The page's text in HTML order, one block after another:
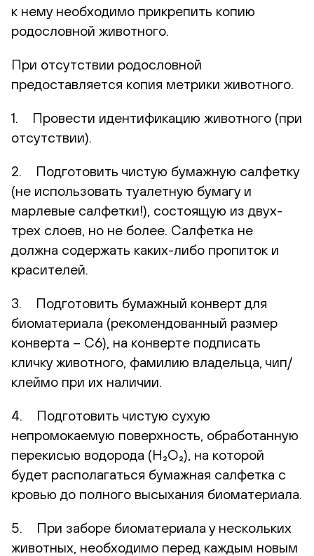
к нему необходимо прикрепить копию
родословной животного.
При отсутствии родословной
предоставляется копия метрики животного.
1. Провести идентификацию животного (при
отсутствии).
2. Подготовить чистую бумажную салфетку
(не использовать туалетную бумагу и
марлевые салфетки!), состоящую из двух-
трех слоев, но не более. Салфетка не
должна содержать каких-либо пропиток и
красителей.
3. Подготовить бумажный конверт для
биоматериала (рекомендованный размер
конверта – С6), на конверте подписать
кличку животного, фамилию владельца, чип/
клеймо при их наличии.
4. Подготовить чистую сухую
непромокаемую поверхность, обработанную
перекисью водорода (H₂O₂), на которой
будет располагаться бумажная салфетка с
кровью до полного высыхания биоматериала.
5. При заборе биоматериала у нескольких
животных, необходимо перед каждым новым